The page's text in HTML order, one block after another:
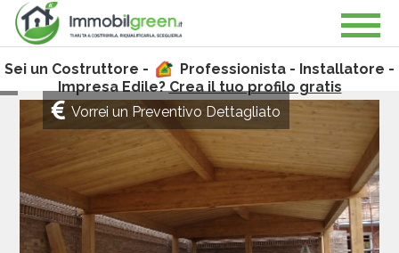
Sei un Costruttore -
Professionista - Installatore -
Impresa Edile?Crea il tuo profilo gratis
Vorrei un Preventivo Dettagliato